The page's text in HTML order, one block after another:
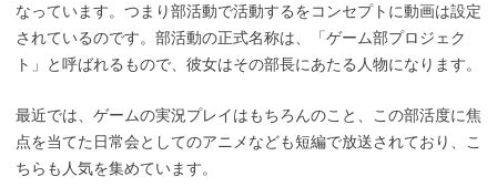
なっています。つまり部活動で活動するをコンセプトに動画は設定
されているのです。部活動の正式名称は、「ゲーム部プロジェク
ト」と呼ばれるもので、彼女はその部長にあたる人物になります。
最近では、ゲームの実況プレイはもちろんのこと、この部活度に焦
点を当てた日常会としてのアニメなども短編で放送されており、こ
ちらも人気を集めています。